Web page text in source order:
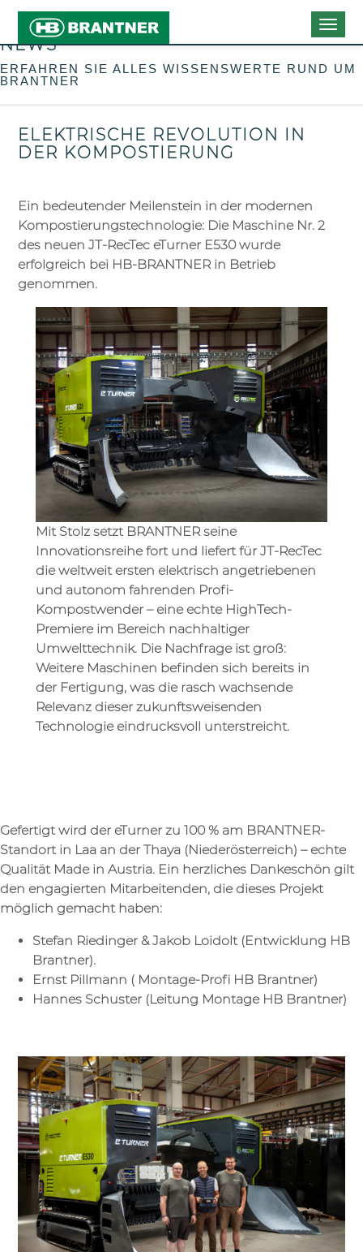
NEWS
ERFAHREN SIE ALLES WISSENSWERTE RUND UM
BRANTNER
ELEKTRISCHE REVOLUTION IN
DER KOMPOSTIERUNG
Ein bedeutender Meilenstein in der modernen
Kompostierungstechnologie: Die Maschine Nr. 2
des neuen JT-RecTec eTurner E530 wurde
erfolgreich bei HB-BRANTNER in Betrieb
genommen.
Mit Stolz setzt BRANTNER seine
Innovationsreihe fort und liefert für JT-RecTec
die weltweit ersten elektrisch angetriebenen
und autonom fahrenden Profi-
Kompostwender – eine echte HighTech-
Premiere im Bereich nachhaltiger
Umwelttechnik. Die Nachfrage ist groß:
Weitere Maschinen befinden sich bereits in
der Fertigung, was die rasch wachsende
Relevanz dieser zukunftsweisenden
Technologie eindrucksvoll unterstreicht.
Gefertigt wird der eTurner zu 100 % am BRANTNER-
Standort in Laa an der Thaya (Niederösterreich) – echte
Qualität Made in Austria. Ein herzliches Dankeschön gilt
den engagierten Mitarbeitenden, die dieses Projekt
möglich gemacht haben:
Stefan Riedinger & Jakob Loidolt (Entwicklung HB
Brantner).
Ernst Pillmann ( Montage-Profi HB Brantner)
Hannes Schuster (Leitung Montage HB Brantner)